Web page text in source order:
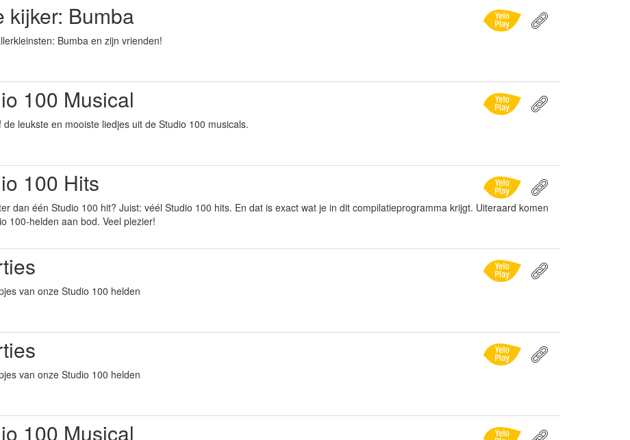
kijker: Bumba
Bumba en zijn vrienden!
100 Musical
de leukste en mooiste liedjes uit de Studio 100 musicals.
100 Hits
dan één Studio 100 hit? Juist: véél Studio 100 hits. En dat is exact wat je in dit compilatieprogramma krijgt. Uiteraard komen
100-helden aan bod. Veel plezier!
van onze Studio 100 helden
van onze Studio 100 helden
100 Musical